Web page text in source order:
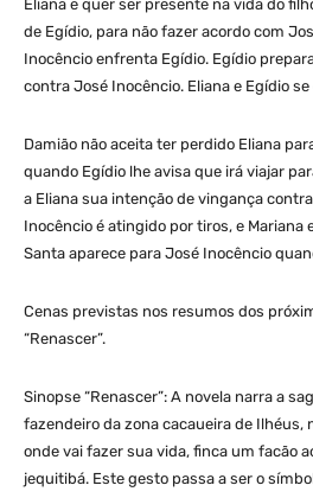
Eliana e quer ser presente na vida do
de Egídio, para não fazer acordo com
Inocêncio enfrenta Egídio. Egídio
contra José Inocêncio. Eliana e Egídio
Damião não aceita ter perdido Eliana
quando Egídio lhe avisa que irá viajar
a Eliana sua intenção de vingança
Inocêncio é atingido por tiros, e Mariana
Santa aparece para José Inocêncio
Cenas previstas nos resumos dos
“Renascer”.
Sinopse “Renascer”: A novela narra a
fazendeiro da zona cacaueira de Ilhéus,
onde vai fazer sua vida, finca um facão
jequitibá. Este gesto passa a ser o